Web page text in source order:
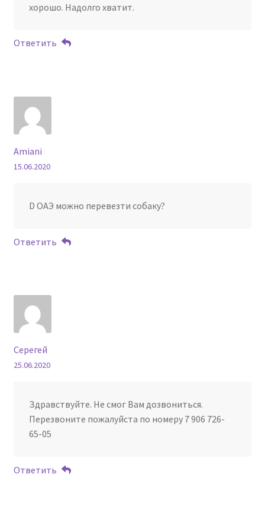
хорошо. Надолго хватит.
Ответить
Amiani
15.06.2020
D ОАЭ можно перевезти собаку?
Ответить
Серегей
25.06.2020
Здравствуйте. Не смог Вам дозвониться.
Перезвоните пожалуйста по номеру 7 906 726-
65-05
Ответить